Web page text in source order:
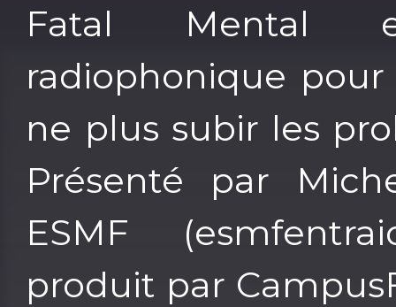
Fatal Mental
radiophonique
ne plus subir les
Présenté par
ESMF
produit par